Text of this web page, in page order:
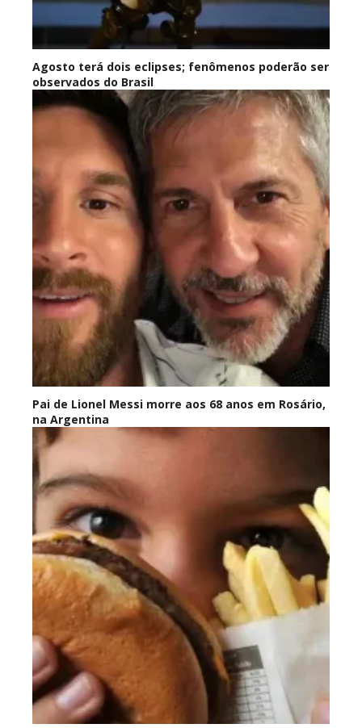
Agosto terá dois eclipses; fenômenos poderão ser
observados do Brasil
Pai de Lionel Messi morre aos 68 anos em Rosário,
na Argentina